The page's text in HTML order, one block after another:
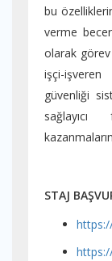
bu
verme
olarak görev
işçi-
güvenliği
STAJ